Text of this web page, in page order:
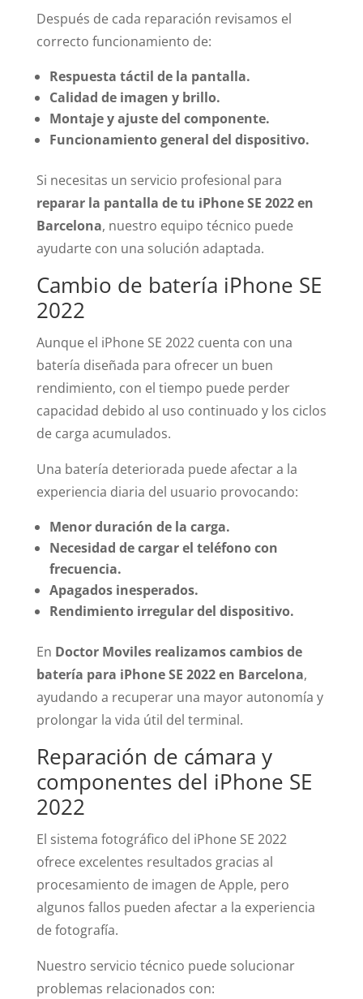
Después de cada reparación revisamos el
correcto funcionamiento de:
Respuesta táctil de la pantalla.
Calidad de imagen y brillo.
Montaje y ajuste del componente.
Funcionamiento general del dispositivo.
Si necesitas un servicio profesional para
reparar la pantalla de tu iPhone SE 2022 en
Barcelona, nuestro equipo técnico puede
ayudarte con una solución adaptada.
Cambio de batería iPhone SE
2022
Aunque el iPhone SE 2022 cuenta con una
batería diseñada para ofrecer un buen
rendimiento, con el tiempo puede perder
capacidad debido al uso continuado y los ciclos
de carga acumulados.
Una batería deteriorada puede afectar a la
experiencia diaria del usuario provocando:
Menor duración de la carga.
Necesidad de cargar el teléfono con
frecuencia.
Apagados inesperados.
Rendimiento irregular del dispositivo.
En Doctor Moviles realizamos cambios de
batería para iPhone SE 2022 en Barcelona,
ayudando a recuperar una mayor autonomía y
prolongar la vida útil del terminal.
Reparación de cámara y
componentes del iPhone SE
2022
El sistema fotográfico del iPhone SE 2022
ofrece excelentes resultados gracias al
procesamiento de imagen de Apple, pero
algunos fallos pueden afectar a la experiencia
de fotografía.
Nuestro servicio técnico puede solucionar
problemas relacionados con: